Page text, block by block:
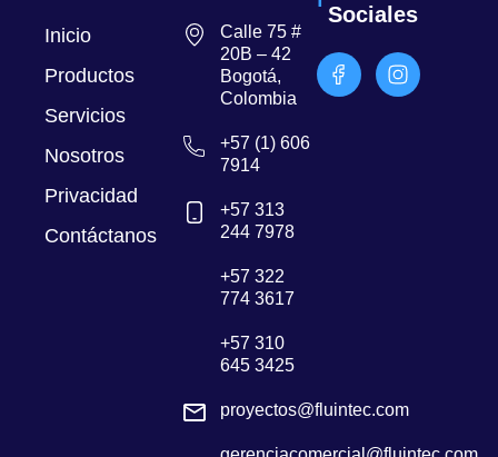
Inicio
Productos
Servicios
Nosotros
Privacidad
Contáctanos
Calle 75 #
20B – 42
Bogotá,
Colombia
+57 (1) 606
7914
+57 313
244 7978
+57 322
774 3617
+57 310
645 3425
proyectos@fluintec.com
Sociales